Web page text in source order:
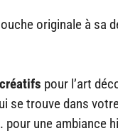
originale à
pour l’art
trouve dans
une ambiance